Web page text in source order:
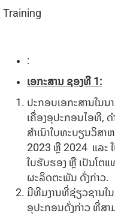
Training
:
ເອກະສານ ຊອງທີ 1:
ປະກອບເອກະສານໃນ
ເຄື່ອງອຸປະກອນໄອທີ,
ສໍາເນົາໃບທະບຽນວິສາ
2023 ຫຼື 2024 ແລະ
ໃບຮັບຮອງ ຫຼື ເປັນໂຕແ
ຜະລິດຕະພັນ ດັ່ງກ່າວ.
ມີທີມງານທີ່ຊ່ຽວຊານໃ
ອຸປະກອນດັ່ງກ່າວ ທີ່ສາ